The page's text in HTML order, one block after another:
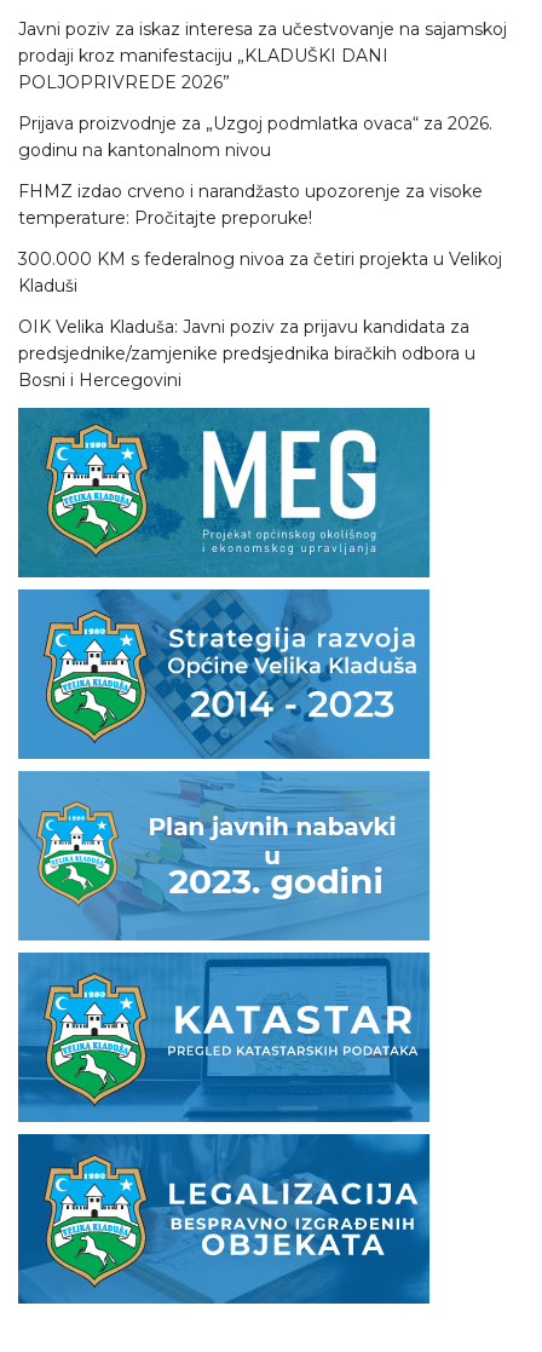
Javni poziv za iskaz interesa za učestvovanje na sajamskoj
prodaji kroz manifestaciju „KLADUŠKI DANI
POLJOPRIVREDE 2026”
Prijava proizvodnje za „Uzgoj podmlatka ovaca“ za 2026.
godinu na kantonalnom nivou
FHMZ izdao crveno i narandžasto upozorenje za visoke
temperature: Pročitajte preporuke!
300.000 KM s federalnog nivoa za četiri projekta u Velikoj
Kladuši
OIK Velika Kladuša: Javni poziv za prijavu kandidata za
predsjednike/zamjenike predsjednika biračkih odbora u
Bosni i Hercegovini